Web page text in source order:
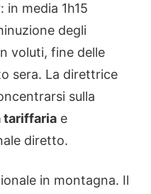
in media 1h15
degli
voluti, fine delle
sera. La direttrice
sulla
tariffaria e
diretto.
in montagna. Il